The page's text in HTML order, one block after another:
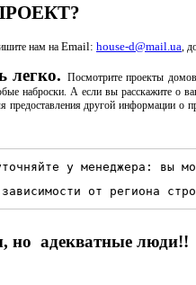
нам на Email: house-d@mail.ua ,
легко. Посмотрите проекты
наброски. А если вы расскажите о
предоставления другой информации о
у менеджера:
от региона
но адекватные люди!!